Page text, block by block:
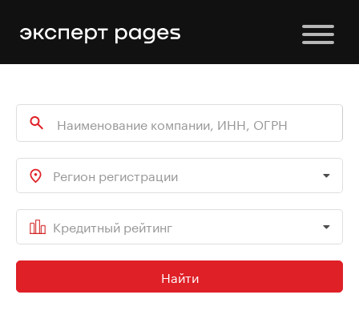
Регион регистрации
Кредитный рейтинг
Найти